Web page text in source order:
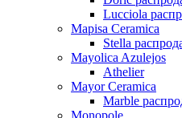
Lucciola
Mapisa Ceramica
Stella
Mayolica Azulejos
Athelier
Mayor Ceramica
Marble
Monopole